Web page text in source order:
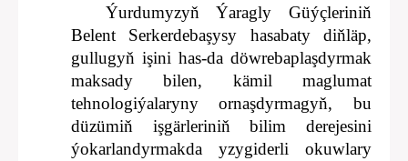
Ýurdumyzyň Ýaragly Güýçleriniň
Belent Serkerdebaşysy hasabaty diňläp,
gullugyň işini has-da döwrebaplaşdyrmak
maksady bilen, kämil maglumat
tehnologiýalaryny ornaşdyrmagyň, bu
düzümiň işgärleriniň bilim derejesini
ýokarlandyrmakda yzygiderli okuwlary